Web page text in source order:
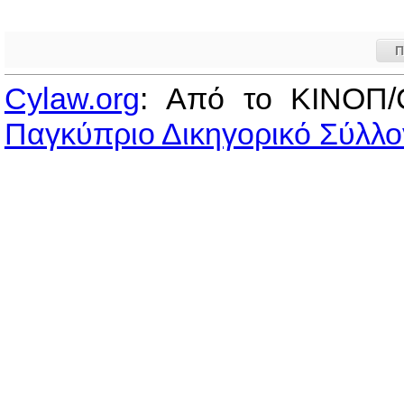
Cylaw.org: Από το
Παγκύπριο Δικηγορικό